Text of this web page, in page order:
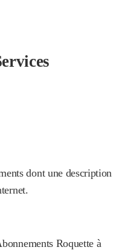
dont une description
Roquette à